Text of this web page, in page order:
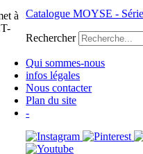
à
Catalogue MOYSE -
Rechercher
Qui sommes-nous
infos légales
Nous contacter
Plan du site
-